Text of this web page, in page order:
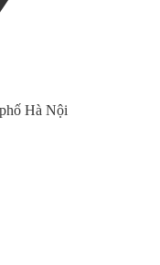
Hà Nội